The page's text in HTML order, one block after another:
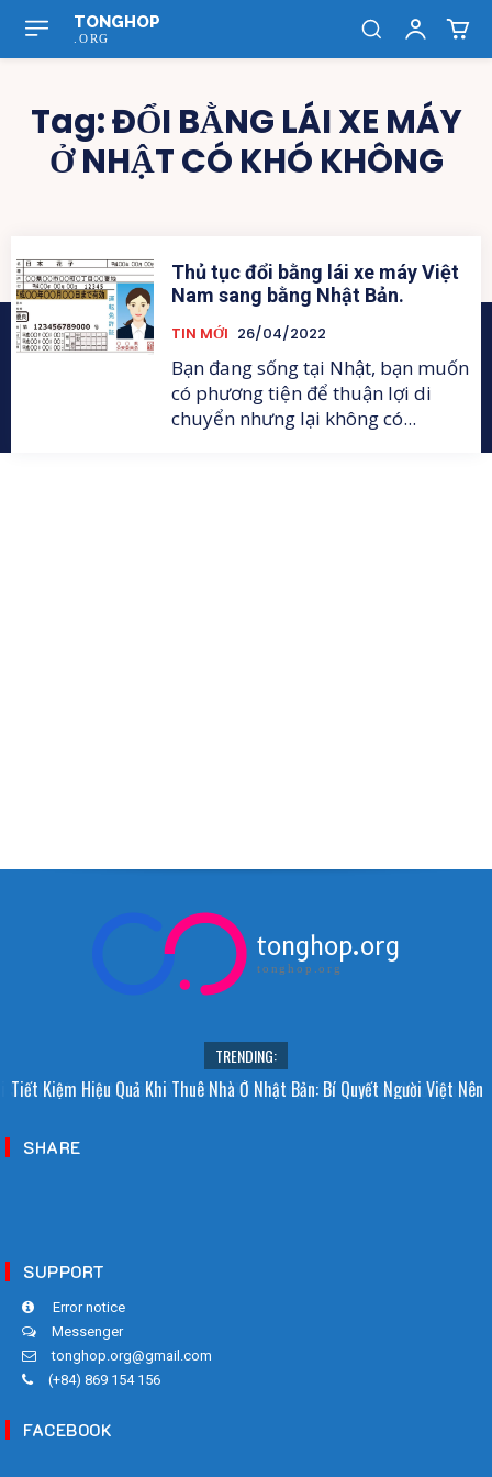
TONGHOP
.ORG
Tag:ĐỔI BẰNG LÁI XE MÁY
Ở NHẬT CÓ KHÓ KHÔNG
Thủ tục đổi bằng lái xe máy Việt
Nam sang bằng Nhật Bản.
TIN MỚI 26/04/2022
Bạn đang sống tại Nhật, bạn muốn
có phương tiện để thuận lợi di
chuyển nhưng lại không có...
tonghop.org
tonghop.org
TRENDING:
Sao Người Nhật Không Ăn Hoa Quả Tự Trồng? Sự Thật Bất Ngờ Đằng
Tiết Kiệm Hiệu Quả Khi Thuê Nhà Ở Nhật Bản: Bí Quyết Người Việt Nên
SHARE
SUPPORT
Error notice
Messenger
tonghop.org@gmail.com
(+84) 869 154 156
FACEBOOK